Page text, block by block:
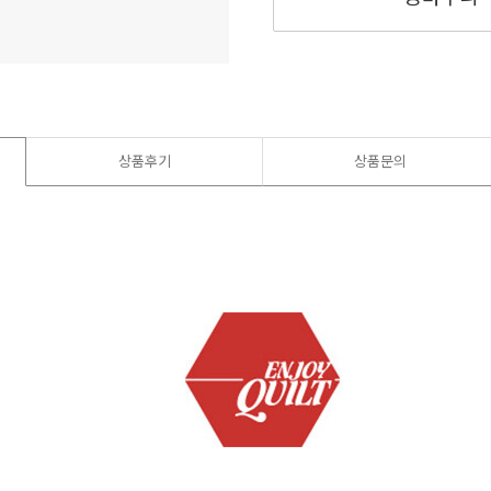
상품후기 상품문의